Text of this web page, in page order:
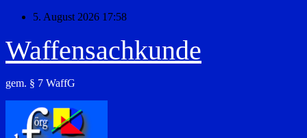
Zum
springen
5. August 2026 17:58
Waffensachkunde
gem. § 7 WaffG